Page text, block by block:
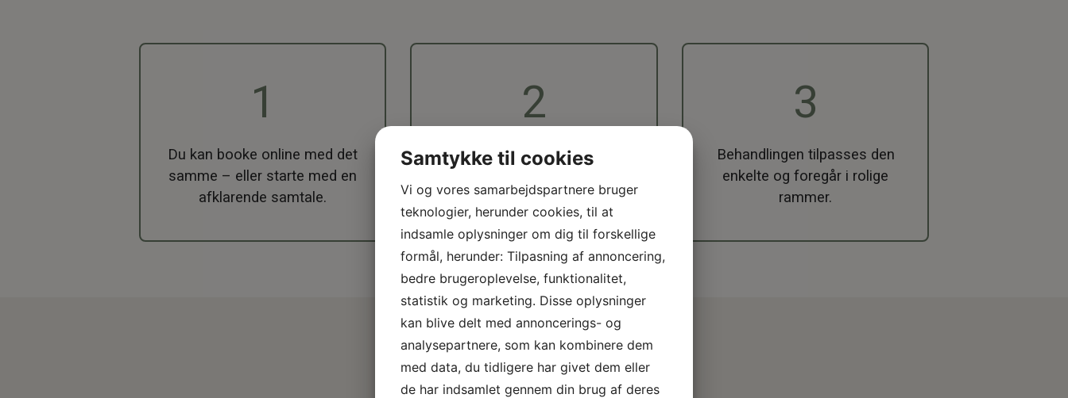
1
Du kan booke online med det
samme – eller starte med en
afklarende samtale.
2
Ved første besøg tager vi
hos dig eller dit barn.
3
Behandlingen tilpasses den
enkelte og foregår i rolige
rammer.
Derfor vælger familier os
Samtykke til cookies
Vi og vores samarbejdspartnere bruger
teknologier, herunder cookies, til at
indsamle oplysninger om dig til forskellige
formål, herunder: Tilpasning af annoncering,
bedre brugeroplevelse, funktionalitet,
statistik og marketing. Disse oplysninger
kan blive delt med annoncerings- og
analysepartnere, som kan kombinere dem
med data, du tidligere har givet dem eller
de har indsamlet gennem din brug af deres